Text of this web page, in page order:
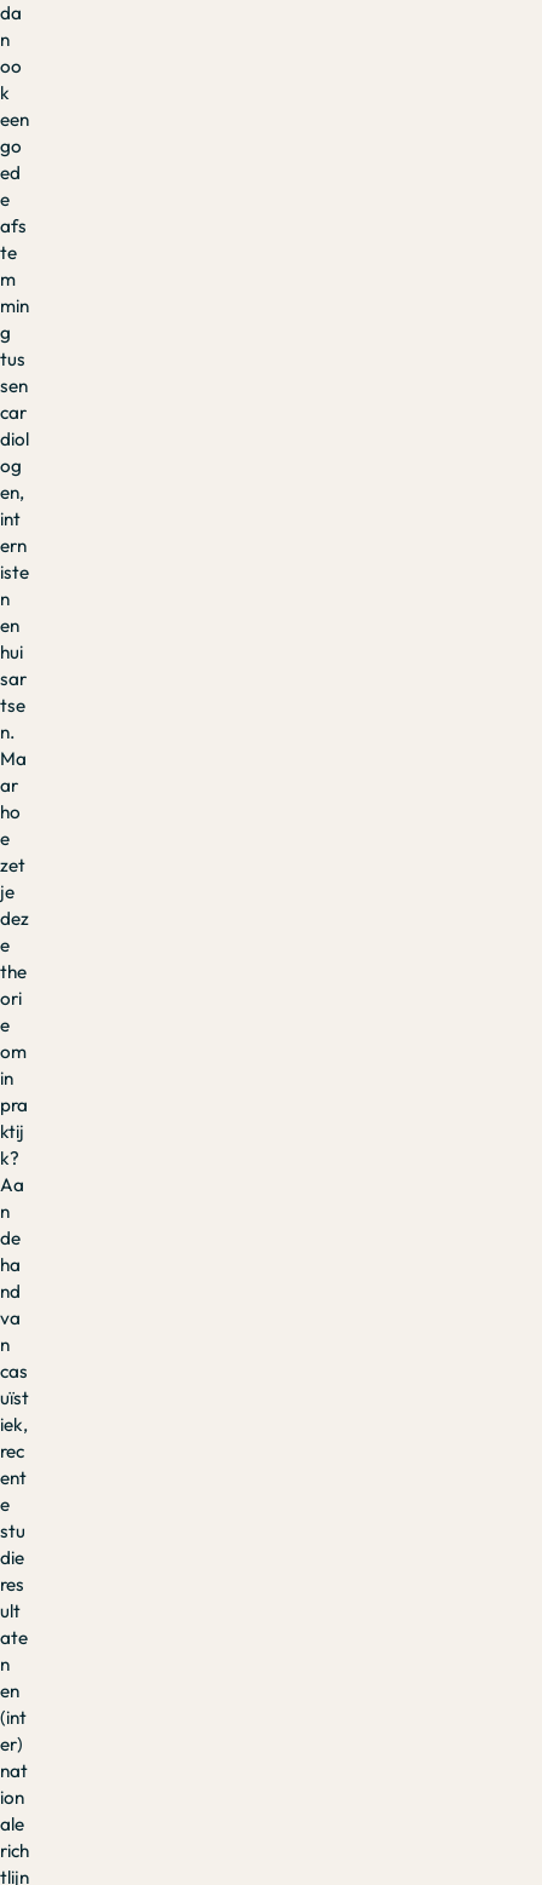
da
n
oo
k
een
go
ed
e
afs
te
m
min
g
tus
sen
car
diol
og
en,
int
ern
iste
n
en
hui
sar
tse
n.
Ma
ar
ho
e
zet
je
dez
e
the
ori
e
om
in
pra
ktij
k?
Aa
n
de
ha
nd
va
n
cas
uïst
iek,
rec
ent
e
stu
die
res
ult
ate
n
en
(int
er)
nat
ion
ale
rich
tlijn